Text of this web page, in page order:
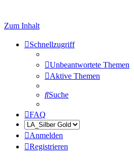
Zum Inhalt
Schnellzugriff
Unbeantwortete Themen
Aktive Themen
Suche
FAQ
Anmelden
Registrieren